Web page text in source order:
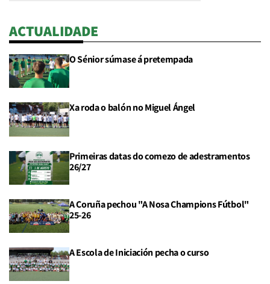
ACTUALIDADE
O Sénior súmase á pretempada
Xa roda o balón no Miguel Ángel
Primeiras datas do comezo de adestramentos
26/27
A Coruña pechou "A Nosa Champions Fútbol"
25-26
A Escola de Iniciación pecha o curso